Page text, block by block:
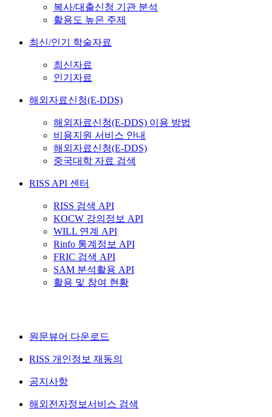
복사/대출신청 기관 분석
활용도 높은 주제
최신/인기 학술자료
최신자료
인기자료
해외자료신청(E-DDS)
해외자료신청(E-DDS) 이용 방법
비용지원 서비스 안내
해외자료신청(E-DDS)
중국대학 자료 검색
RISS API 센터
RISS 검색 API
KOCW 강의정보 API
WILL 연계 API
Rinfo 통계정보 API
FRIC 검색 API
SAM 분석활용 API
활용 및 참여 현황
원문뷰어 다운로드
RISS 개인정보 재동의
공지사항
해외전자정보서비스 검색